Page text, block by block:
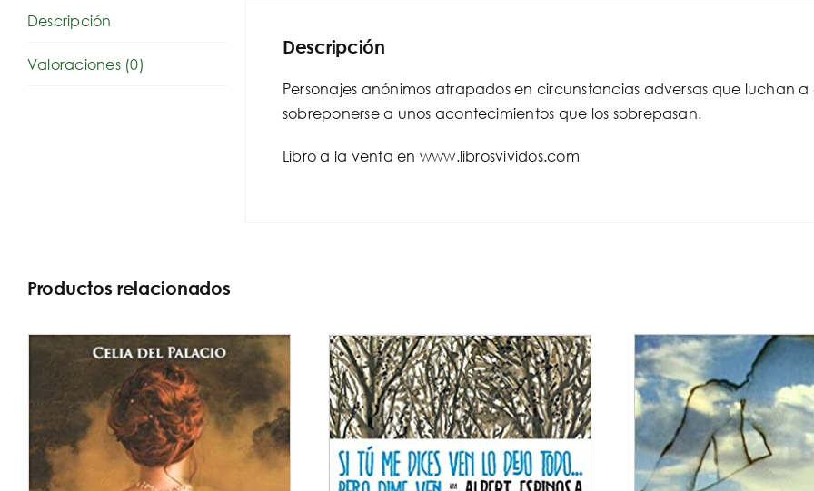
Descripción
Valoraciones (0)
Descripción
Personajes anónimos atrapados en circunstancias adversas que luchan
sobreponerse a unos acontecimientos que los sobrepasan.
Libro a la venta en www.librosvividos.com
Productos relacionados